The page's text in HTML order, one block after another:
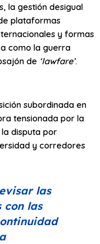
la gestión desigual
plataformas
y formas
como la guerra
de ‘lawfare’.
subordinada en
tensionada por la
disputa por
y corredores
las
con las